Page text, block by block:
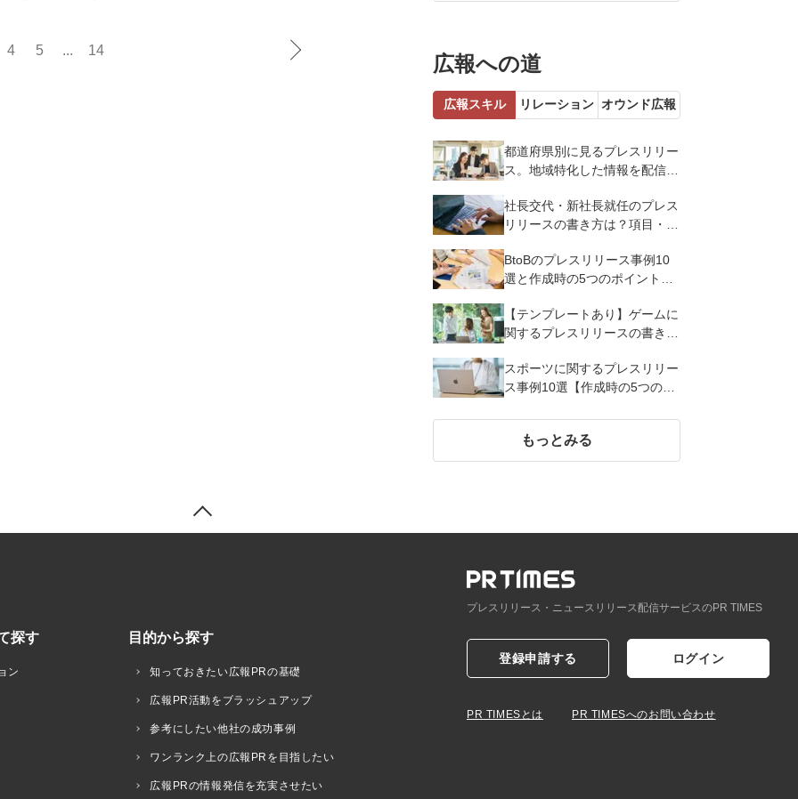
4 5 ... 14
広報への道
広報スキル リレーション オウンド広報
都道府県別に見るプレスリリー
ス。地域特化した情報を配信す
社長交代・新社長就任のプレス
リリースの書き方は？項目・ポ
BtoBのプレスリリース事例10
選と作成時の5つのポイントを
【テンプレートあり】ゲームに
関するプレスリリースの書き方
スポーツに関するプレスリリー
ス事例10選【作成時の5つのポ
もっとみる
探す
ン
目的から探す
知っておきたい広報PRの基礎
広報PR活動をブラッシュアップ
参考にしたい他社の成功事例
ワンランク上の広報PRを目指したい
広報PRの情報発信を充実させたい
プレスリリース・ニュースリリース配信サービスのPR TIMES
登録申請する ログイン
PR TIMESとは PR TIMESへのお問い合わせ